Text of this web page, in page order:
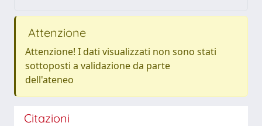
Attenzione
Attenzione! I dati visualizzati non sono stati
sottoposti a validazione da parte
dell'ateneo
Citazioni